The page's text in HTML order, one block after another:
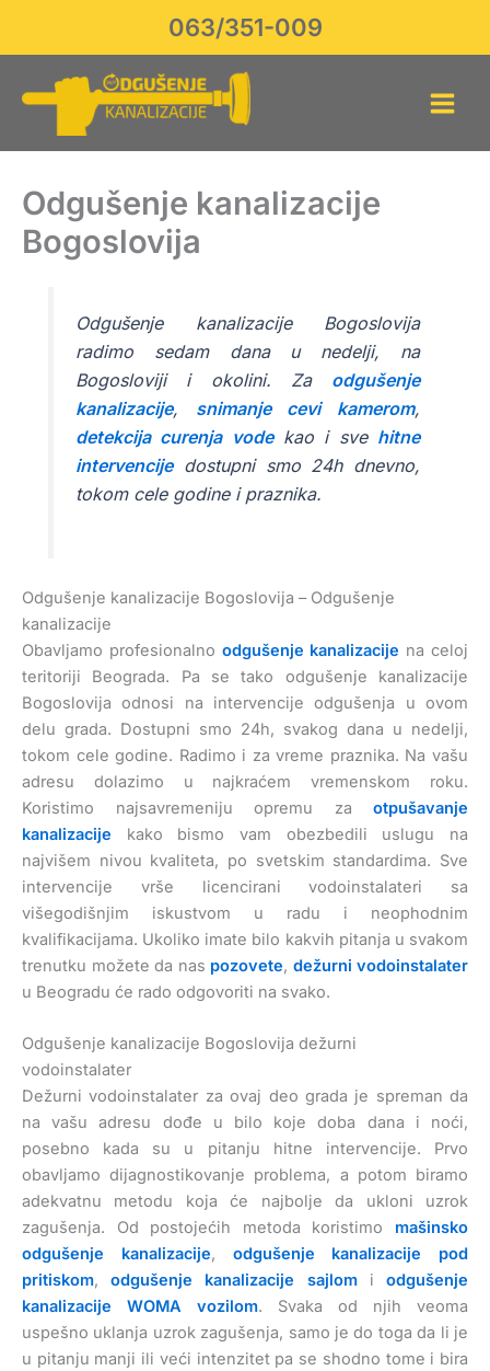
063/351-009
Odgušenje kanalizacije
Bogoslovija
Odgušenje kanalizacije Bogoslovija
radimo sedam dana u nedelji, na
Bogosloviji i okolini. Za odgušenje
kanalizacije, snimanje cevi kamerom,
detekcija curenja vodekao i sve hitne
intervencijedostupni smo 24h dnevno,
tokom cele godine i praznika.
Odgušenje kanalizacije Bogoslovija – Odgušenje
kanalizacije
Obavljamo profesionalno odgušenje kanalizacije na celoj
teritoriji Beograda. Pa se tako odgušenje kanalizacije
Bogoslovija odnosi na intervencije odgušenja u ovom
delu grada. Dostupni smo 24h, svakog dana u nedelji,
tokom cele godine. Radimo i za vreme praznika. Na vašu
adresu dolazimo u najkraćem vremenskom roku.
Koristimo najsavremeniju opremu za otpušavanje
kanalizacije kako bismo vam obezbedili uslugu na
najvišem nivou kvaliteta, po svetskim standardima. Sve
intervencije vrše licencirani vodoinstalateri sa
višegodišnjim iskustvom u radu i neophodnim
kvalifikacijama. Ukoliko imate bilo kakvih pitanja u svakom
trenutku možete da nas pozovete, dežurni vodoinstalater
u Beogradu će rado odgovoriti na svako.
Odgušenje kanalizacije Bogoslovija dežurni
vodoinstalater
Dežurni vodoinstalater za ovaj deo grada je spreman da
na vašu adresu dođe u bilo koje doba dana i noći,
posebno kada su u pitanju hitne intervencije. Prvo
obavljamo dijagnostikovanje problema, a potom biramo
adekvatnu metodu koja će najbolje da ukloni uzrok
zagušenja. Od postojećih metoda koristimo mašinsko
odgušenje kanalizacije, odgušenje kanalizacije pod
pritiskom,odgušenje kanalizacije sajlomiodgušenje
kanalizacije WOMA vozilom. Svaka od njih veoma
uspešno uklanja uzrok zagušenja, samo je do toga da li je
u pitanju manji ili veći intenzitet pa se shodno tome i bira